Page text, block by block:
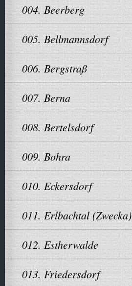
004. Beerberg
005. Bellmannsdorf
006. Bergstraß
007. Berna
008. Bertelsdorf
009. Bohra
010. Eckersdorf
011. Erlbachtal (Zwecka)
012. Estherwalde
013. Friedersdorf